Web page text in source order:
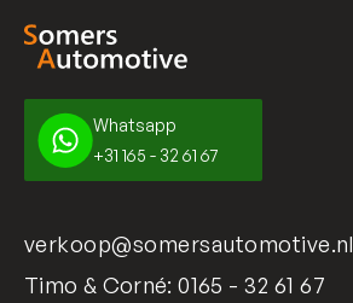
Whatsapp
+31 165 - 32 61 67
verkoop@somersautomotive.nl
Timo & Corné:0165 - 32 61 67